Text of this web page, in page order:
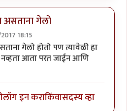
गेलो
18:15
गेलो होतो पण त्यावेळी हा
नव्हता आता परत जाईन आणि
लॉग इन कराकिंवासदस्य व्हा